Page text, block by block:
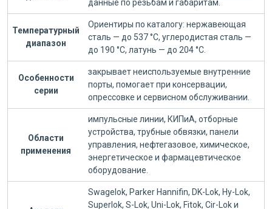
данные по резьбам и габаритам.
Температурный
диапазон
Ориентиры по каталогу: нержавеющая
сталь — до 537 °C, углеродистая сталь —
до 190 °C, латунь — до 204 °C.
Особенности
серии
закрывает неиспользуемые внутренние
порты, помогает при консервации,
опрессовке и сервисном обслуживании.
Области
применения
импульсные линии, КИПиА, отборные
устройства, трубные обвязки, панели
управления, нефтегазовое, химическое,
энергетическое и фармацевтическое
оборудование.
Swagelok, Parker Hannifin, DK-Lok, Hy-Lok,
Superlok, S-Lok, Uni-Lok, Fitok, Cir-Lok и